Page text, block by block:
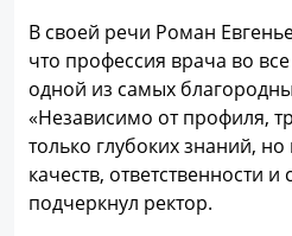
В своей речи Роман
что профессия врача во
одной из самых
«Независимо от профиля,
только глубоких знаний,
качеств, ответственности
подчеркнул ректор.